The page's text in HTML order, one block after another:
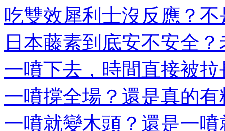
吃雙效犀利士沒反應？
日本藤素到底安不安全
一噴下去，時間直接被
一噴撐全場？還是真的
一噴就變木頭？還是一